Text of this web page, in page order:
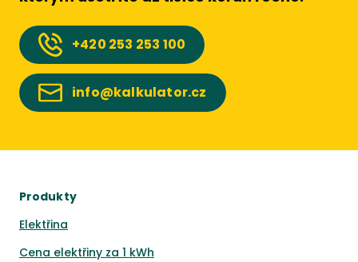
+420 253 253 100
info@kalkulator.cz
Produkty
Elektřina
Cena elektřiny za 1 kWh